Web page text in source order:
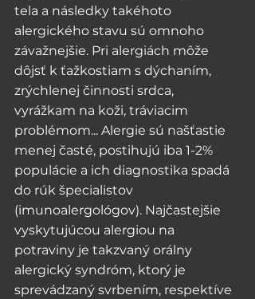
tela a následky takéhoto
alergického stavu sú omnoho
závažnejšie. Pri alergiách môže
dôjsť k ťažkostiam s dýchaním,
zrýchlenej činnosti srdca,
vyrážkam na koži, tráviacim
problémom... Alergie sú našťastie
menej časté, postihujú iba 1-2%
populácie a ich diagnostika spadá
do rúk špecialistov
(imunoalergológov). Najčastejšie
vyskytujúcou alergiou na
potraviny je takzvaný orálny
alergický syndróm, ktorý je
sprevádzaný svrbením, respektíve